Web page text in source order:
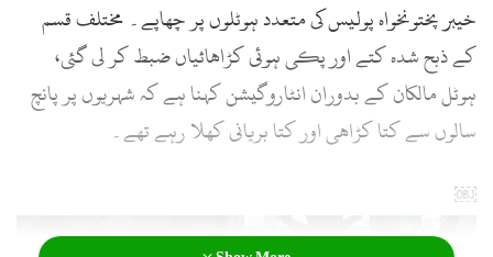
خیبر پختونخواہ پولیس کی متعدد ہوٹلوں پر چھاپے۔ مختلف قسم
کے ذبح شدہ کتے اور پکی ہوئی کڑاھائیاں ضبط کر لی گئی،
ہوٹل مالکان کے بدوران انٹاروگیشن کہنا ہے کہ شہریوں پر پانچ
سالوں سے کتا کڑاھی اور کتا بریانی کھلا رہے تھے۔
￼